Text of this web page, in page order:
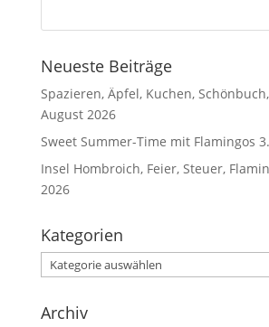
Neueste Beiträge
Spazieren, Äpfel, Kuchen,
August 2026
Sweet Summer-Time mit Flamingos
Insel Hombroich, Feier, Steuer,
2026
Kategorien
Kategorien
Archiv